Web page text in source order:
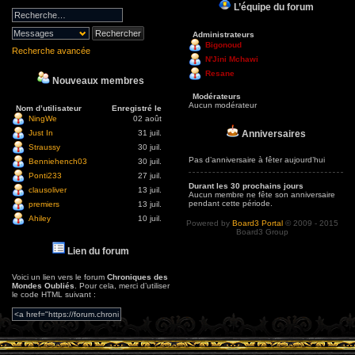
Recherche avancée
Nouveaux membres
Nom d’utilisateur
Enregistré le
NingWe
02 août
Just In
31 juil.
Straussy
30 juil.
Benniehench03
30 juil.
Ponti233
27 juil.
clausoliver
13 juil.
premiers
13 juil.
Ahiley
10 juil.
Lien du forum
Voici un lien vers le forum Chroniques des
Mondes Oubliés . Pour cela, merci d’utiliser
le code HTML suivant :
L’équipe du forum
Administrateurs
Bigonoud
N'Jini Mchawi
Resane
Modérateurs
Aucun modérateur
Anniversaires
Pas d’anniversaire à fêter aujourd’hui
Durant les 30 prochains jours
Aucun membre ne fête son anniversaire
pendant cette période.
Powered by Board3 Portal © 2009 - 2015
Board3 Group